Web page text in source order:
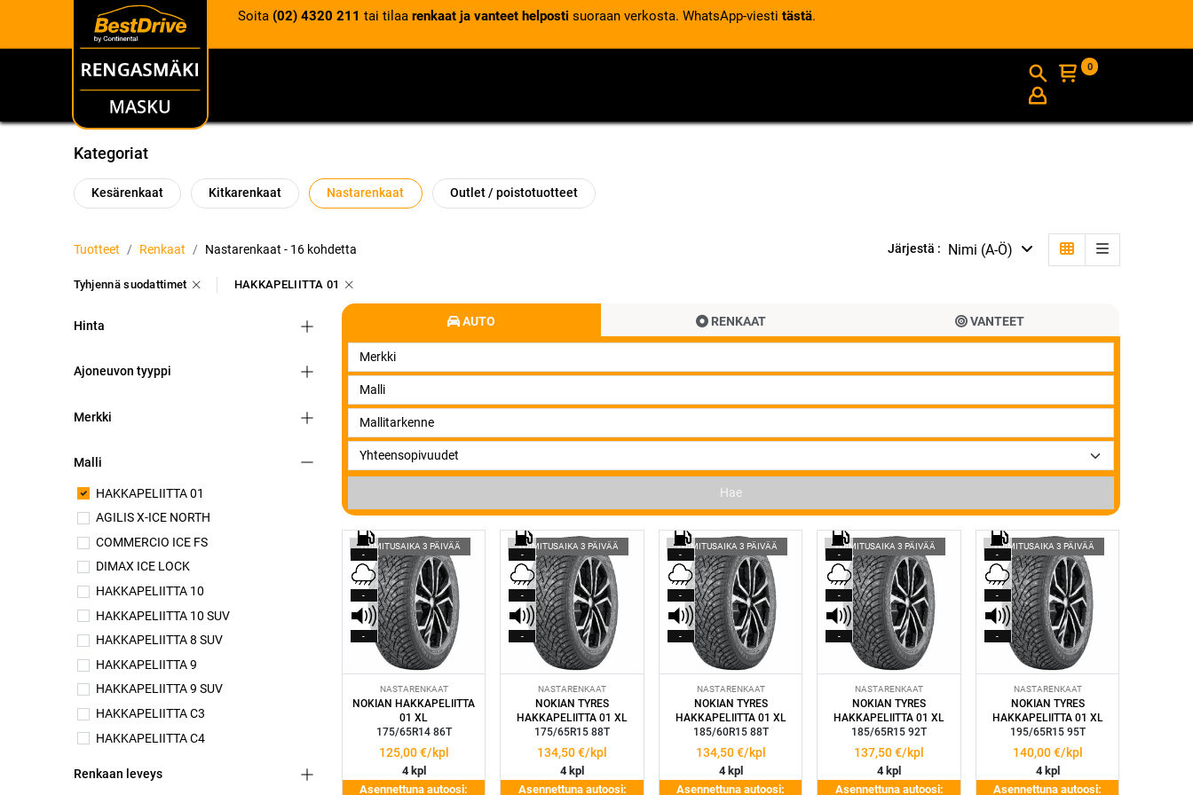
Soita (02) 4320 211 tai tilaa renkaat ja vanteet helposti suoraan verkosta. WhatsApp-viesti tästä.
RENKAAT INFO
0
Kategoriat
Kesärenkaat Kitkarenkaat Nastarenkaat Outlet / poistotuotteet
Tuotteet Renkaat Nastarenkaat - 16 kohdetta Järjestä : Nimi (A-Ö)
Tyhjennä suodattimet HAKKAPELIITTA 01
Hinta
Ajoneuvon tyyppi
Merkki
Malli
HAKKAPELIITTA 01
AGILIS X-ICE NORTH
COMMERCIO ICE FS
DIMAX ICE LOCK
HAKKAPELIITTA 10
HAKKAPELIITTA 10 SUV
HAKKAPELIITTA 8 SUV
HAKKAPELIITTA 9
HAKKAPELIITTA 9 SUV
HAKKAPELIITTA C3
HAKKAPELIITTA C4
Renkaan leveys
AUTO RENKAAT VANTEET
Hae
TOIMITUSAIKA 3 PÄIVÄÄ
-
-
-
NASTARENKAAT
NOKIAN HAKKAPELIITTA
01 XL
175/65R14 86T
125,00€/kpl
4 kpl
Asennettuna autoosi:
TOIMITUSAIKA 3 PÄIVÄÄ
-
-
-
NASTARENKAAT
NOKIAN TYRES
HAKKAPELIITTA 01 XL
175/65R15 88T
134,50€/kpl
4 kpl
Asennettuna autoosi:
TOIMITUSAIKA 3 PÄIVÄÄ
-
-
-
NASTARENKAAT
NOKIAN TYRES
HAKKAPELIITTA 01 XL
185/60R15 88T
134,50€/kpl
4 kpl
Asennettuna autoosi:
TOIMITUSAIKA 3 PÄIVÄÄ
-
-
-
NASTARENKAAT
NOKIAN TYRES
HAKKAPELIITTA 01 XL
185/65R15 92T
137,50€/kpl
4 kpl
Asennettuna autoosi:
TOIMITUSAIKA 3 PÄIVÄÄ
-
-
-
NASTARENKAAT
NOKIAN TYRES
HAKKAPELIITTA 01 XL
195/65R15 95T
140,00€/kpl
4 kpl
Asennettuna autoosi: